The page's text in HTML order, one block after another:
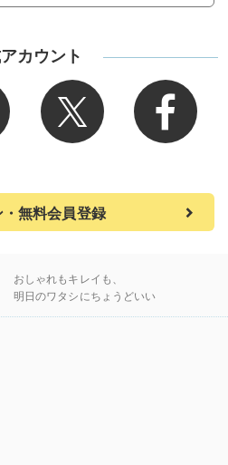
カウント
・無料会員登録
おしゃれもキレイも、
明日のワタシにちょうどいい